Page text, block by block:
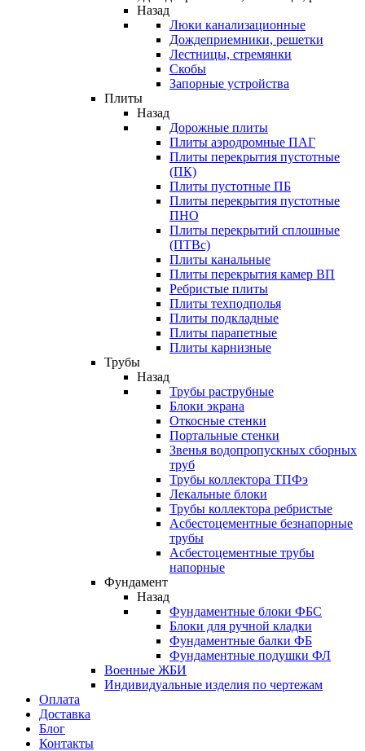
Назад
Люки канализационные
Дождеприемники, решетки
Лестницы, стремянки
Скобы
Запорные устройства
Плиты
Назад
Дорожные плиты
Плиты аэродромные ПАГ
Плиты перекрытия пустотные
(ПК)
Плиты пустотные ПБ
Плиты перекрытия пустотные
ПНО
Плиты перекрытий сплошные
(ПТВс)
Плиты канальные
Плиты перекрытия камер ВП
Ребристые плиты
Плиты техподполья
Плиты подкладные
Плиты парапетные
Плиты карнизные
Трубы
Назад
Трубы раструбные
Блоки экрана
Откосные стенки
Портальные стенки
Звенья водопропускных сборных
труб
Трубы коллектора ТПФэ
Лекальные блоки
Трубы коллектора ребристые
Асбестоцементные безнапорные
трубы
Асбестоцементные трубы
напорные
Фундамент
Назад
Фундаментные блоки ФБС
Блоки для ручной кладки
Фундаментные балки ФБ
Фундаментные подушки ФЛ
Военные ЖБИ
Индивидуальные изделия по чертежам
Оплата
Доставка
Блог
Контакты